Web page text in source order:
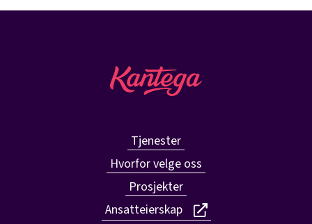
Tjenester
Hvorfor velge oss
Prosjekter
Ansatteierskap